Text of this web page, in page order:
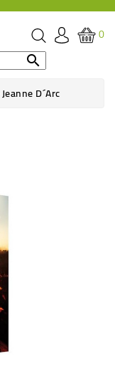
0

D´Arc